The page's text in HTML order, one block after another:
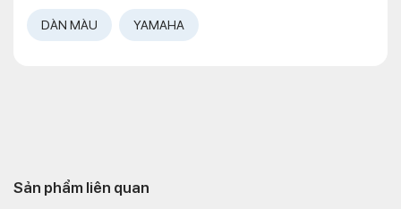
DÀN MÀU YAMAHA
Sản phẩm liên quan